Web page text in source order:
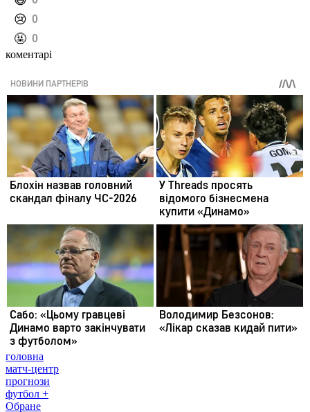
️😢 0
️🤬 0
коментарі
головна
матч-центр
прогнози
футбол +
Обране